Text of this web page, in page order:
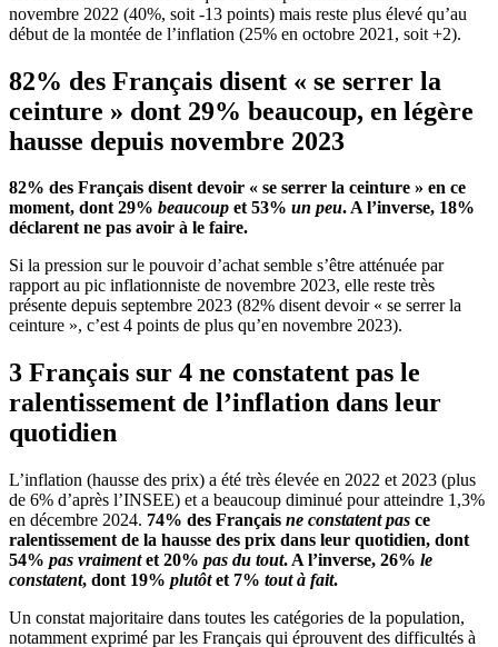
novembre 2022 (40%, soit -13 points) mais reste plus élevé qu’au
début de la montée de l’inflation (25% en octobre 2021, soit +2).
82% des Français disent « se serrer la
ceinture » dont 29% beaucoup, en légère
hausse depuis novembre 2023
82% des Français disent devoir « se serrer la ceinture » en ce
moment, dont 29% beaucoup et 53% un peu. A l’inverse, 18%
déclarent ne pas avoir à le faire.
Si la pression sur le pouvoir d’achat semble s’être atténuée par
rapport au pic inflationniste de novembre 2023, elle reste très
présente depuis septembre 2023 (82% disent devoir « se serrer la
ceinture », c’est 4 points de plus qu’en novembre 2023).
3 Français sur 4 ne constatent pas le
ralentissement de l’inflation dans leur
quotidien
L’inflation (hausse des prix) a été très élevée en 2022 et 2023 (plus
de 6% d’après l’INSEE) et a beaucoup diminué pour atteindre 1,3%
en décembre 2024. 74% des Français ne constatent pas ce
ralentissement de la hausse des prix dans leur quotidien, dont
54% pas vraimentet 20% pas du tout. A l’inverse, 26% le
constatent, dont 19% plutôtet 7% tout à fait.
Un constat majoritaire dans toutes les catégories de la population,
notamment exprimé par les Français qui éprouvent des difficultés à